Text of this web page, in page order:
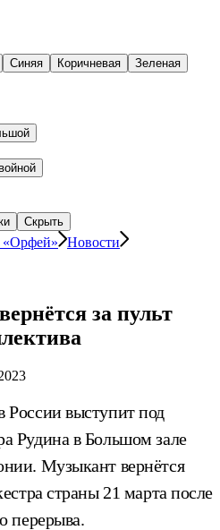
Синяя Коричневая Зеленая
Скрыть
«Орфей» Новости
за пульт
России выступит под
Рудина в Большом зале
Музыкант вернётся
страны 21 марта после
перерыва.